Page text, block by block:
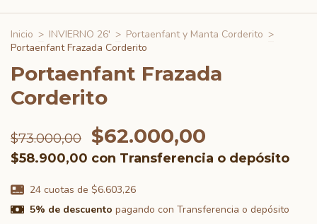
Inicio > INVIERNO 26' > Portaenfant y Manta Corderito >
Portaenfant Frazada Corderito
Portaenfant Frazada
Corderito
$73.000,00 $62.000,00
$58.900,00 con Transferencia o depósito
24 cuotas de $6.603,26
5% de descuento pagando con Transferencia o depósito